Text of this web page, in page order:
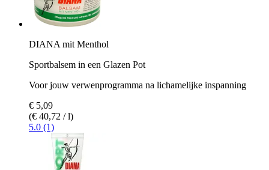
DIANA mit Menthol
Sportbalsem in een Glazen Pot
Voor jouw verwenprogramma na lichamelijke inspanning
€ 5,09
(€ 40,72 / l)
5.0 (1)